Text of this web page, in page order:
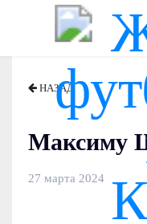
НАЗАД
Максиму
27 марта 2024